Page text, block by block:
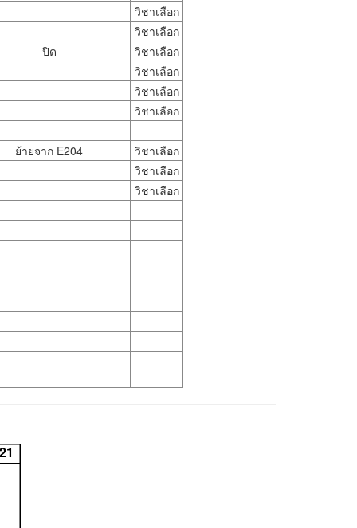
วิชาเลือก
วิชาเลือก
ปิด
วิชาเลือก
วิชาเลือก
วิชาเลือก
วิชาเลือก
ย้ายจาก E204
วิชาเลือก
วิชาเลือก
วิชาเลือก